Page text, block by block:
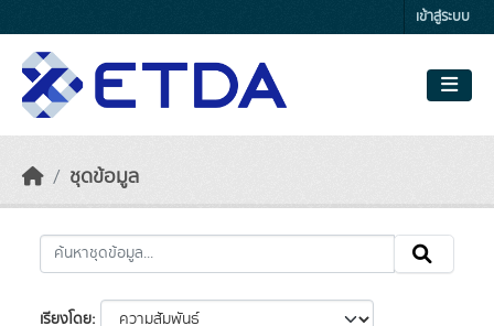
เข้าสู่ระบบ
ชุดข้อมูล
เรียงโดย